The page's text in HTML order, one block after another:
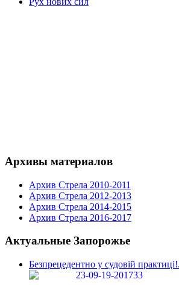
Архивы материалов
Архив Стрела 2010-2011
Архив Стрела 2012-2013
Архив Стрела 2014-2015
Архив Стрела 2016-2017
Актуальные Запорожье
Безпрецедентно у судовій